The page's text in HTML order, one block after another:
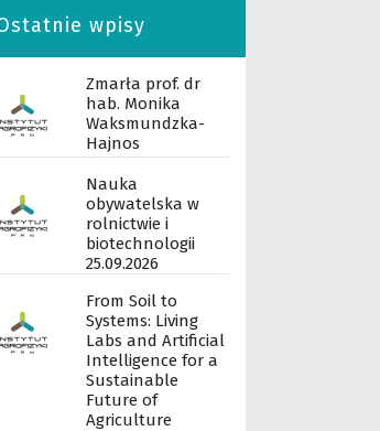
wpisy
Zmarła prof. dr
hab. Monika
Waksmundzka-
Hajnos
Nauka
obywatelska w
rolnictwie i
biotechnologii
25.09.2026
From Soil to
Systems: Living
Labs and Artificial
Intelligence for a
Sustainable
Future of
Agriculture